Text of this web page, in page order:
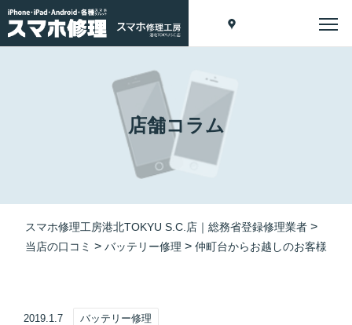
店舗コラム
スマホ修理工房港北TOKYU S.C.店｜総務省登録修理業者 >
当店の口コミ > バッテリー修理 > 仲町台からお越しのお客様
2019.1.7 バッテリー修理